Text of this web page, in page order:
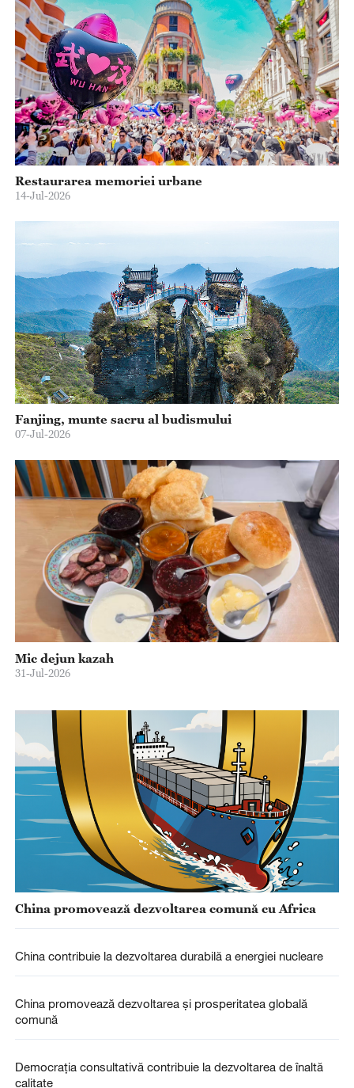
Restaurarea memoriei urbane
14-Jul-2026
Fanjing, munte sacru al budismului
07-Jul-2026
Mic dejun kazah
31-Jul-2026
China promovează dezvoltarea comună cu Africa
China contribuie la dezvoltarea durabilă a energiei nucleare
China promovează dezvoltarea și prosperitatea globală
comună
Democrația consultativă contribuie la dezvoltarea de înaltă
calitate